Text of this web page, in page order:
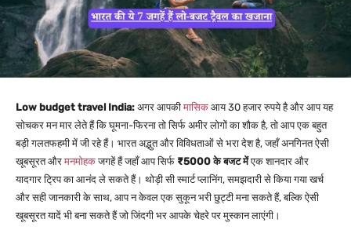
Low budget travel India: अगर आपकीमासिक आय 30 हजार रुपये है और आप यह
सोचकर मन मार लेते हैं कि घूमना-फिरना तो सिर्फ अमीर लोगों का शौक है, तो आप एक बहुत
बड़ी गलतफहमी में जी रहे हैं। भारत अद्भुत और विविधताओं से भरा देश है, जहाँ अनगिनत ऐसी
खूबसूरत औरमनमोहकजगहें हैं जहाँ आप सिर्फ ₹5000 के बजट मेंएक शानदार और
यादगार ट्रिप का आनंद ले सकते हैं। थोड़ी सी स्मार्ट प्लानिंग, समझदारी से किया गया खर्च
और सही जानकारी के साथ, आप न केवल एक सुकून भरी छुट्टी मना सकते हैं, बल्कि ऐसी
खूबसूरत यादें भी बना सकते हैं जो जिंदगी भर आपके चेहरे पर मुस्कान लाएंगी।